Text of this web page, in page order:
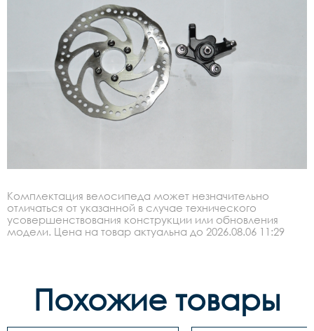
Комплектация велосипеда может незначительно
отличаться от указанной в случае технического
усовершенствования конструкции или обновления
модели. Цена на товар актуальна до 2026.08.06 11:29
Похожие товары